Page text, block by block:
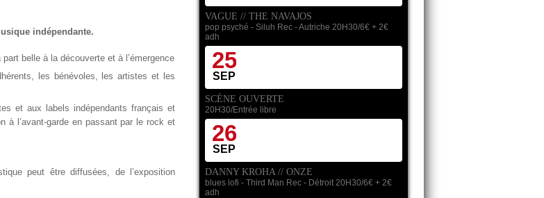
indépendante.
belle à la découverte et à l’émergence
les bénévoles, les artistes et les
et aux labels indépendants français et
à l’avant-garde en passant par le rock et
peut être diffusées, de l’exposition
VAGUE // THE NAVAJOS
pop psyché - Siluh Rec - Autriche 20H30/6€ + 2€
adh
25
SEP
SCÈNE OUVERTE
20H30/Entrée libre
26
SEP
DANNY KROHA // ONZE
blues lofi - Third Man Rec - Détroit 20H30/6€ + 2€
adh